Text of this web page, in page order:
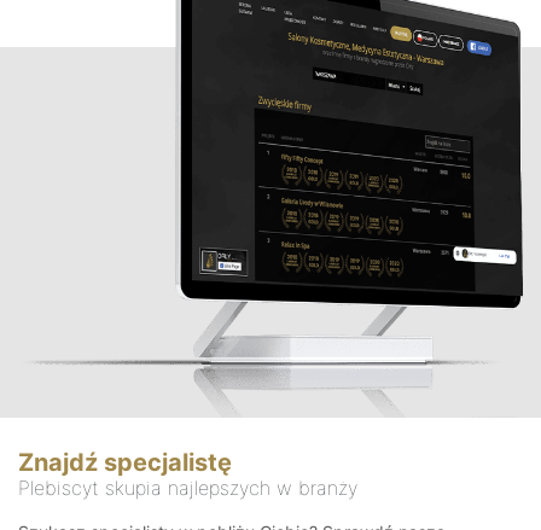
Znajdź specjalistę
Plebiscyt skupia najlepszych w branży